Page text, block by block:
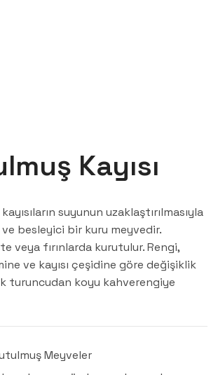
Kayısı
suyunun uzaklaştırılmasıyla
besleyici bir kuru meyvedir.
veya fırınlarda kurutulur. Rengi,
ve kayısı çeşidine göre değişiklik
turuncudan koyu kahverengiye
Meyveler